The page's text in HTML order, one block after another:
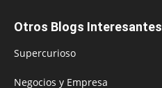
Otros Blogs Interesantes
Supercurioso
Negocios y Empresa